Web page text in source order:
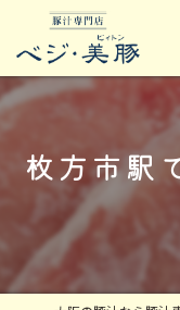
枚方市駅